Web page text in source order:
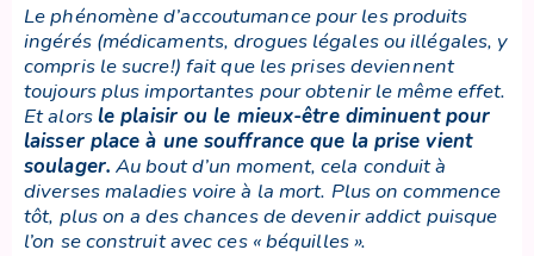
Le phénomène d’accoutumance pour les produits
ingérés (médicaments, drogues légales ou illégales, y
compris le sucre!) fait que les prises deviennent
toujours plus importantes pour obtenir le même effet.
Et alorsle plaisir ou le mieux-être diminuent pour
laisser place à une souffrance que la prise vient
soulager. Au bout d’un moment, cela conduit à
diverses maladies voire à la mort. Plus on commence
tôt, plus on a des chances de devenir addict puisque
l’on se construit avec ces « béquilles ».